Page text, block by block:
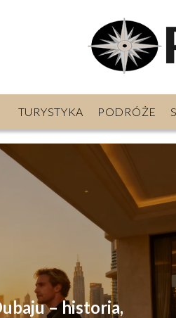
TURYSTYKA PODRÓŻE
– historia,